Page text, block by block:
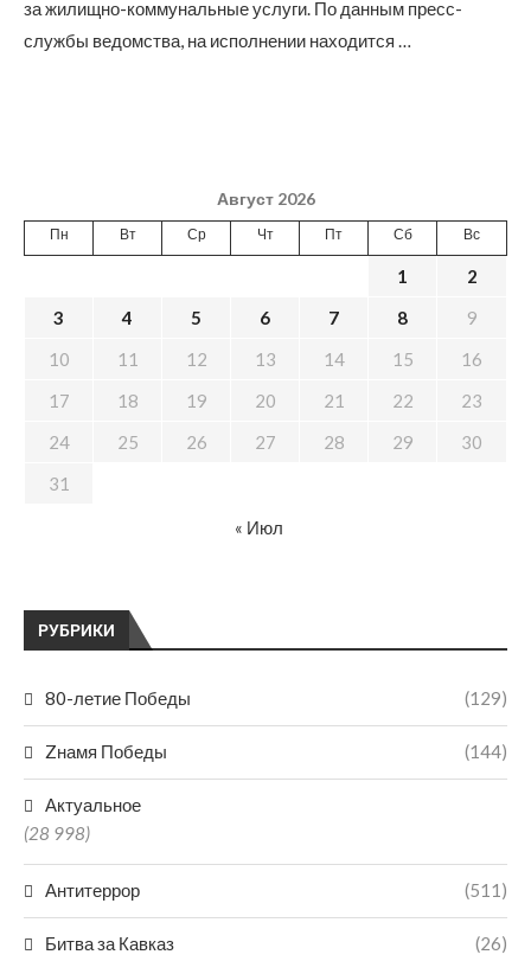
за жилищно-коммунальные услуги. По данным пресс-
службы ведомства, на исполнении находится …
РУБРИКИ
80-летие Победы (129)
Zнамя Победы (144)
Актуальное
(28 998)
Антитеррор (511)
Битва за Кавказ (26)
Август 2026
Пн Вт Ср Чт Пт Сб Вс
1
2
3
4 5 6 7 8
9
10
11 12 13 14 15
16
17
18 19 20 21 22
23
24
25 26 27 28 29
30
31
« Июл